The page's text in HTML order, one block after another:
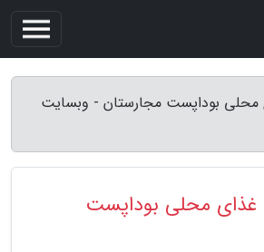
محلی بوداپست مجارستان - وبسایت
غذای محلی بوداپست